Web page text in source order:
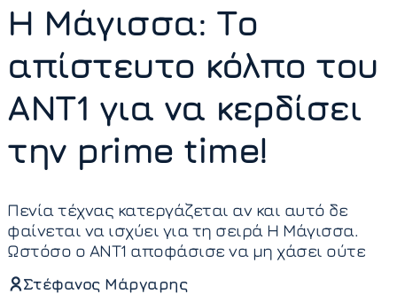
Η Μάγισσα: Το
απίστευτο κόλπο του
ΑΝΤ1 για να κερδίσει
την prime time!
Πενία τέχνας κατεργάζεται αν και αυτό δε
φαίνεται να ισχύει για τη σειρά Η Μάγισσα.
Ωστόσο ο ΑΝΤ1 αποφάσισε να μη χάσει ούτε
Στέφανος Μάργαρης